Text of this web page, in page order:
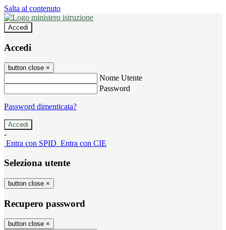
Salta al contenuto
Accedi
Accedi
button close ×
Nome Utente
Password
Password dimenticata?
-
Entra con SPID Entra con CIE
Seleziona utente
button close ×
Recupero password
button close ×